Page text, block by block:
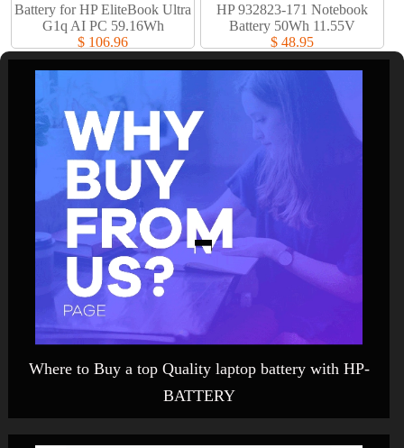
Battery for HP EliteBook Ultra
G1q AI PC 59.16Wh
$ 106.96
HP 932823-171 Notebook
Battery 50Wh 11.55V
$ 48.95
Where to Buy a top Quality laptop battery with HP-
BATTERY